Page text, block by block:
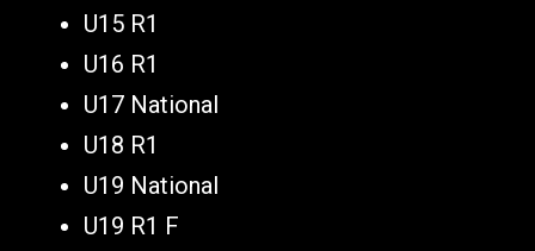
U15 R1
U16 R1
U17 National
U18 R1
U19 National
U19 R1 F